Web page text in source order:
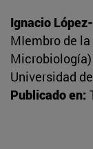
Ignacio
MIembro de
Universidad
Publicado en: